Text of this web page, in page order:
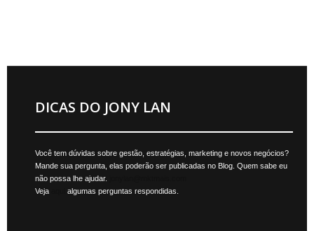
DICAS DO JONY LAN
Você tem dúvidas sobre gestão, estratégias, marketing e novos negócios?
Mande sua pergunta, elas poderão ser publicadas no Blog. Quem sabe eu
não possa lhe ajudar.
Veja
algumas perguntas respondidas.